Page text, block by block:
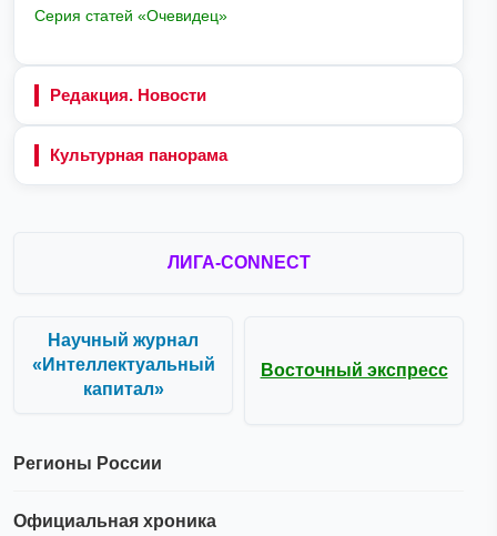
Серия статей «Очевидец»
Редакция. Новости
Культурная панорама
ЛИГА-CONNECT
Научный журнал
«Интеллектуальный
капитал»
Восточный экспресс
Регионы России
Официальная хроника